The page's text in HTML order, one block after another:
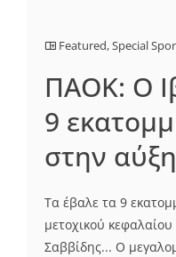
Featured,Special
ΠΑΟΚ: Ο
9
στην
Τα έβαλε τα 9
μετοχικού
Σαββίδης... Ο